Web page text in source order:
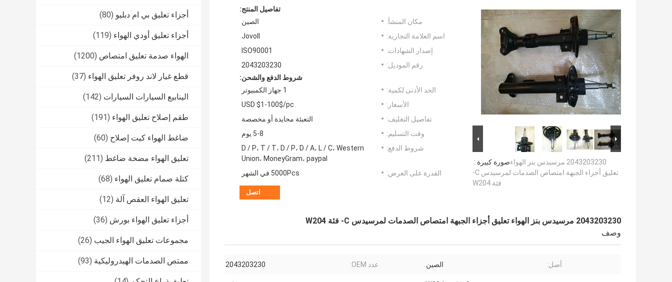
أجزاء تعليق بي ام دبليو (80)
أجزاء تعليق أودي الهواء (119)
الهواء صدمة تعليق امتصاص (1200)
قطع غيار لاند روفر تعليق الهواء (37)
الينابيع السيارات السيارات (142)
طقم إصلاح تعليق الهواء (191)
ضاغط الهواء كيت إصلاح (60)
تعليق الهواء مضخة ضاغط (211)
كتلة صمام تعليق الهواء (68)
تعليق الهواء العقص آلة (12)
أجزاء تعليق الهواء بورش (36)
مجموعات تعليق الهواء الجيب (26)
ممتص الصدمات الهيدروليكية (93)
صورة كبيرة :2043203230 مرسيدس بنز الهواء
تعليق أجزاء الجبهة امتصاص الصدمات لمرسيدس C-
فئة W204
تفاصيل المنتج:
مكان المنشأ:
الصين
اسم العلامة التجارية:
Jovoll
إصدار الشهادات:
ISO90001
رقم الموديل:
2043203230
شروط الدفع والشحن:
الحد الأدنى لكمية:
1 جهاز الكمبيوتر
الأسعار:
USD $1-100$/pc
تفاصيل التغليف:
التعبئة محايدة أو مخصصة
وقت التسليم:
5-8 يوم
شروط الدفع:
D / P، T / T، D / P، D / A، L / C، Western
Union، MoneyGram، paypal
القدرة على العرض:
5000Pcs في الشهر
اتصل
2043203230 مرسيدس بنز الهواء تعليق أجزاء الجبهة امتصاص الصدمات لمرسيدس C- فئة W204
وصف
أصل: الصين عدد OEM: 2043203230